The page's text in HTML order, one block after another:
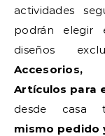
actividades
podrán elegir
diseños
Artículos para
desde casa
mismo pedido